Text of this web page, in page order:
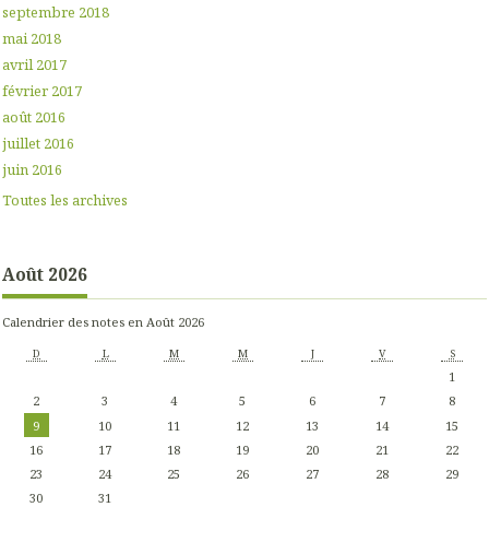
septembre 2018
mai 2018
avril 2017
février 2017
août 2016
juillet 2016
juin 2016
Toutes les archives
Août 2026
Calendrier des notes en Août 2026
D L M M J V S
1
2
3 4 5 6 7
8
9
10 11 12 13 14
15
16
17 18 19 20 21
22
23
24 25 26 27 28
29
30
31